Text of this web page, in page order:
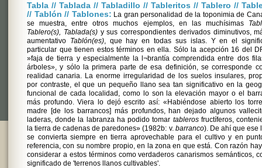
Tabla // Tablada // Tabladillo // Tableritos // Tablero //
// Tablón // Tablones: La gran personalidad de la toponimia de
se muestra, entre otros muchos ejemplos, en las muchísimas
Tablero(s), Tablada(s)y sus correspondientes derivados diminutivos,
aumentativo Tablón(es), que hay en todas sus islas. Y en el
particular que tienen estos términos en ella. Sólo la acepción 16 del
»faja de tierra y especialmente la l¬brantía comprendida entre dos
árboles», y sólo la primera parte de esa definición, se corresponde
realidad canaria. La enorme irregularidad de los suelos insulares,
por contraste, el que un pequeño llano sea tan significativo en la
funcional de cada localidad, como lo son la elevación mayor o el
más profundo. Viera lo dejó escrito así: «Habiéndose abierto los
madre [de los barrancos] más profundos, han dejado algunos
laderas, donde la labranza ha podido tomar tablerosfructíferos,
la tierra de cadenas de paredones» (1982b: v. barranco). De ahí que ese
se convierta siempre en tierra aprovechable para el cultivo y en
referencia, con su nombre propio, en la zona en que está. Con razón
considerar a estos términos como verdaderos canarismos semánticos,
significado de 'terrenos llanos cultivables'.